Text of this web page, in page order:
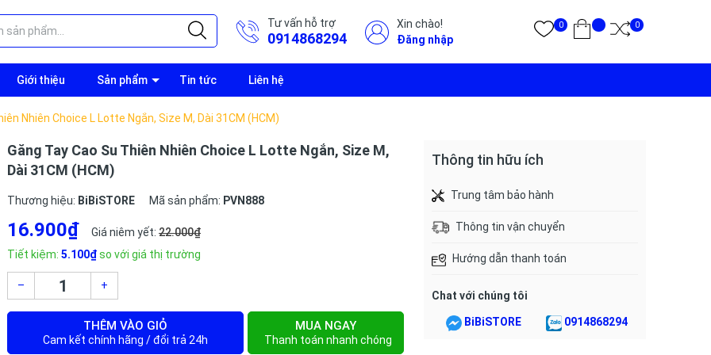
Tư vấn hỗ trợ
0914868294
Xin chào!
Đăng nhập
0 0
Giới thiệu Sản phẩm Tin tức Liên hệ
Nhiên Choice L Lotte Ngắn, Size M, Dài 31CM (HCM)
Găng Tay Cao Su Thiên Nhiên Choice L Lotte Ngắn, Size M,
Dài 31CM (HCM)
Thương hiệu: BiBiSTORE Mã sản phẩm: PVN888
16.900₫ Giá niêm yết: 22.000₫
Tiết kiệm: 5.100₫so với giá thị trường
– +
THÊM VÀO GIỎ
Cam kết chính hãng / đổi trả 24h
MUA NGAY
Thanh toán nhanh chóng
Thông tin hữu ích
Trung tâm bảo hành
Thông tin vận chuyển
Hướng dẫn thanh toán
Chat với chúng tôi
BiBiSTORE 0914868294